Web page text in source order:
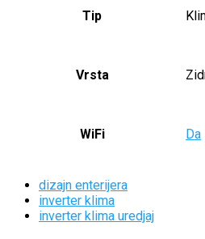
Tip
Vrsta
WiFi Da
dizajn enterijera
inverter klima
inverter klima uredjaj